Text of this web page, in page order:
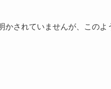
かされていませんが、この